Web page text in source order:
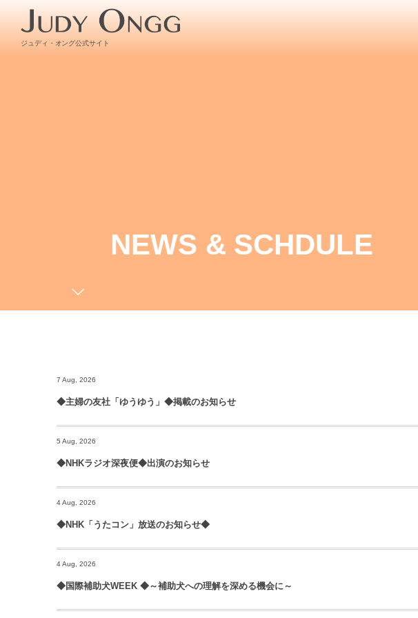
ジュディ・オング公式サイト
NEWS & SCHDULE
7 Aug, 2026
◆主婦の友社「ゆうゆう」◆掲載のお知らせ
5 Aug, 2026
◆NHKラジオ深夜便◆出演のお知らせ
4 Aug, 2026
◆NHK「うたコン」放送のお知らせ◆
4 Aug, 2026
◆国際補助犬WEEK ◆～補助犬への理解を深める機会に～